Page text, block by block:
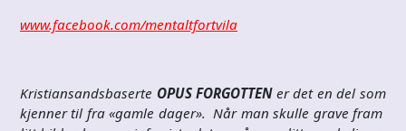
www.facebook.com/mentaltfortvila
Kristiansandsbaserte OPUS FORGOTTENer det en del som
kjenner til fra «gamle dager». Når man skulle grave fram